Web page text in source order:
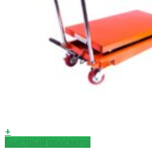
+
Быстрый просмотр